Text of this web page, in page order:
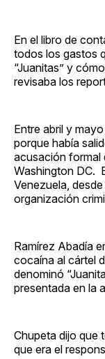
En el libro de
todos los gastos
“Juanitas” y
revisaba los
Entre abril y
porque había
acusación formal
Washington DC.
Venezuela,
organización
Ramírez Abadía
cocaína al cártel
denominó
presentada en la
Chupeta dijo que
que era el